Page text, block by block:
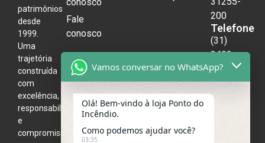
patrimônios
desde
1999.
Uma
trajetória
construída
com
excelência,
responsabilidade
e
compromisso
Fale
conosco
200
Telefone
(31)
3492-
3004
Vamos conversar no WhatsApp?
Olá! Bem-vindo à loja Ponto do
Incêndio.
Como podemos ajudar você?
03:35